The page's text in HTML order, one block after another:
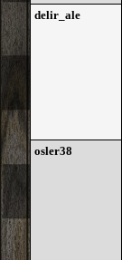
delir_ale
osler38